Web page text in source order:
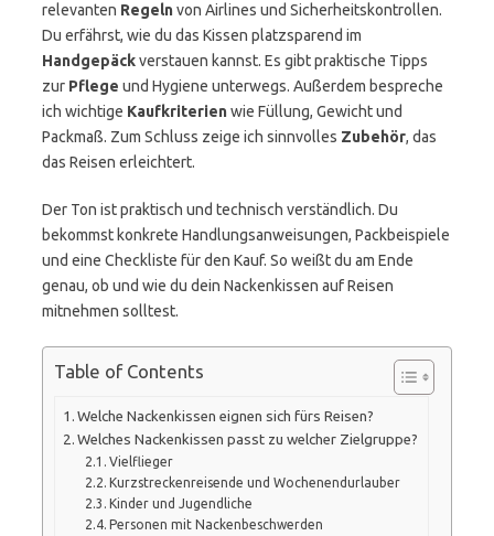
relevanten Regelnvon Airlines und Sicherheitskontrollen.
Du erfährst, wie du das Kissen platzsparend im
Handgepäckverstauen kannst. Es gibt praktische Tipps
zur Pflege und Hygiene unterwegs. Außerdem bespreche
ich wichtige Kaufkriterienwie Füllung, Gewicht und
Packmaß. Zum Schluss zeige ich sinnvolles Zubehör, das
das Reisen erleichtert.
Der Ton ist praktisch und technisch verständlich. Du
bekommst konkrete Handlungsanweisungen, Packbeispiele
und eine Checkliste für den Kauf. So weißt du am Ende
genau, ob und wie du dein Nackenkissen auf Reisen
mitnehmen solltest.
Table of Contents
Welche Nackenkissen eignen sich fürs Reisen?
Welches Nackenkissen passt zu welcher Zielgruppe?
Vielflieger
Kurzstreckenreisende und Wochenendurlauber
Kinder und Jugendliche
Personen mit Nackenbeschwerden